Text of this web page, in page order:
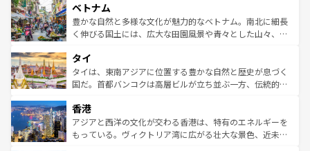
参照してほしい。
容にもいいと評判のスイーツなど、バラエティ豊かな料理
が味わえる。 なお、新着の台湾情報は コンテンツ一覧を参
照してほしい。
き、地方に足を延ばせば四季折々の自然美を楽しむことが
できる。そして、キムチや焼肉、絶品のストリートフード
まで、さまざまな韓国料理が待っている。夜には、韓国な
リティに包まれながら、韓国の多彩な魅力を心ゆくまで味
わってみてほしい。 なお、新着の韓国情報はコンテンツ一
覧を参照してほしい。
ベトナム
豊かな自然と多様な文化が魅力的なベトナム。南北に細長
く伸びる国土には、広大な田園風景や青々とした山々、世
急速な発展と共に伝統が息づく。ハノイの古い町並みやホ
ーチミン市のフランス統治時代の建物も、独特の雰囲気を
醸し出している。また、バラエティの豊かさとおいしさで
とつ。フォーやバインミー、ベトナムコーヒーなどは、ぜ
ひ現地で味わいたい。どの地域を訪れてもあたたかい人々
が旅行者を迎えてくれるので、きっと忘れられない旅にな
タイ
タイは、東南アジアに位置する豊かな自然と歴史が息づく
国だ。首都バンコクは高層ビルが立ち並ぶ一方、伝統的な
の活気が交差している。北部ではチェンマイなどの山岳地
帯で自然と触れ合い、南部ではプーケットやクラビの美し
いビーチでリゾート気分を楽しむことができる。タイ料理
香港
アジアと西洋の文化が交わる香港は、特有のエネルギーを
もっている。ヴィクトリア湾に広がる壮大な景色、近未来